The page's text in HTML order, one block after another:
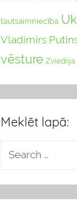
tautsaimniecība
Vladimirs
vēsture Zviedrija
Meklēt lapā: